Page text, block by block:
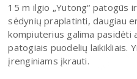
15 m ilgio „Yutong“ patogūs
sėdynių praplatinti, daugiau
kompiuterius galima pasidėti
patogiais puodelių laikikliais.
įrenginiams įkrauti.